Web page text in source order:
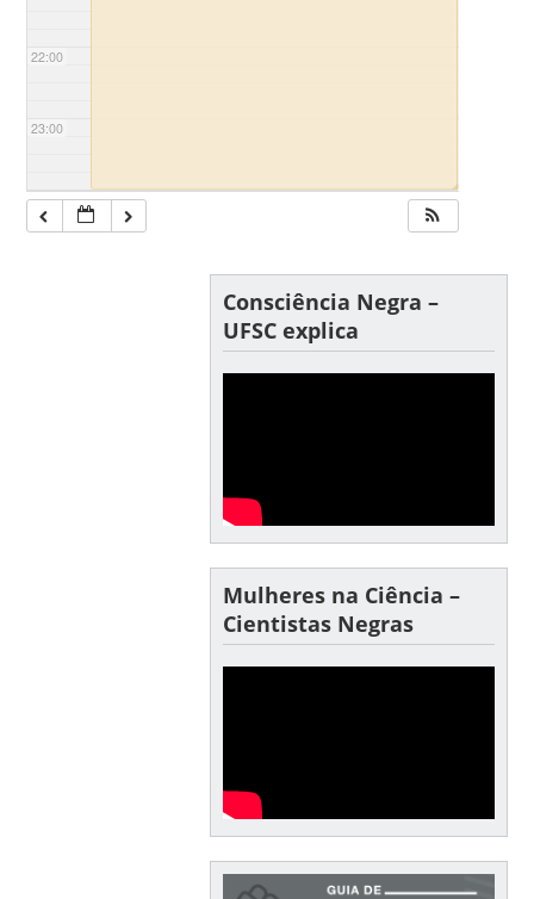
22:00
23:00
◢
Consciência Negra –
UFSC explica
Mulheres na Ciência –
Cientistas Negras